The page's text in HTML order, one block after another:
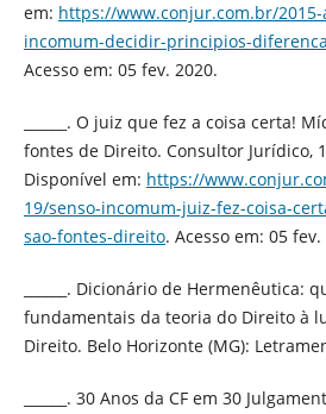
em: https://www.conjur.com.br/2015-
incomum-decidir-principios-
Acesso em: 05 fev. 2020.
______. O juiz que fez a coisa certa!
fontes de Direito. Consultor Jurídico,
Disponível em: https://
19/senso-incomum-juiz-fez-coisa-
sao-fontes-direito. Acesso em: 05 fev.
______. Dicionário de Hermenêutica:
fundamentais da teoria do Direito à
Direito. Belo Horizonte (MG):
______. 30 Anos da CF em 30